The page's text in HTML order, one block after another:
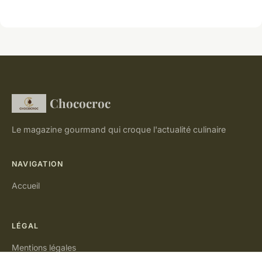
Chococroc
Le magazine gourmand qui croque l'actualité culinaire
NAVIGATION
Accueil
LÉGAL
Mentions légales